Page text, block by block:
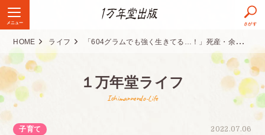
メニュー さがす
HOME ライフ 「604グラムでも強く生きてる…！」死産・余命宣告を乗り越えた、低出生体重児ママが語る壮絶な出産記
１万年堂ライフ
Ichimannendo-Life
2022.07.06
子育て